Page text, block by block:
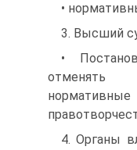
•
3. Высший
•
отменять
4. Органы